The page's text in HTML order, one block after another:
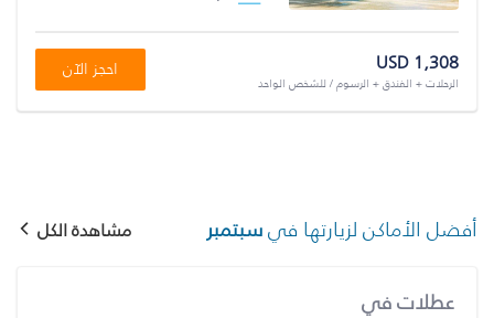
USD 1,308
الرحلات + الفندق + الرسوم / للشخص الواحد
احجز الآن
أفضل الأماكن لزيارتها فيسبتمبر مشاهدة الكل
عطلات في